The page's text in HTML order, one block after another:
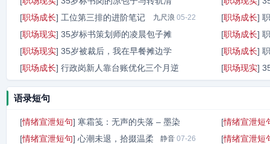
沈砚秋 05-23
[职场成长] 工位第三排的进阶笔记 九尺浪 05-22
[职场现实] 35岁标书策划师的凌晨包子摊
烈阳酒
[职场现实] 35岁被裁后，我在早餐摊边学
烈阳酒05-20
[职场成长] 行政岗新人靠台账优化三个月逆
[职场成长]
[职场成长]
[职场成长]
[职场现实]
语录短句
[情绪宣泄短句] 寒霜笺：无声的失落 – 墨染
墨染檐 07-29
[情绪宣泄短句] 心潮未退，拾掇温柔 静音 07-26
[情绪宣泄短
[情绪宣泄短